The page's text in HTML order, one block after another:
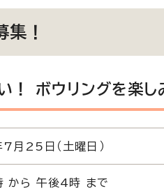
集！
ボウリングを楽し
月25日（土曜日）
から 午後4時 まで